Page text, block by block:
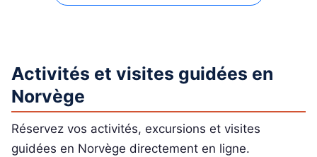
Activités et visites guidées en
Norvège
Réservez vos activités, excursions et visites
guidées en Norvège directement en ligne.